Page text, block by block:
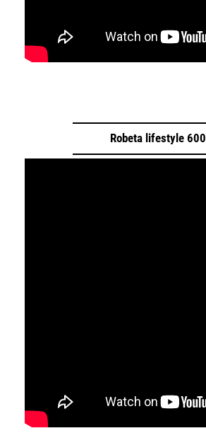
Robeta lifestyle 600